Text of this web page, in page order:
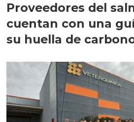
Proveedores del
cuentan con una
su huella de